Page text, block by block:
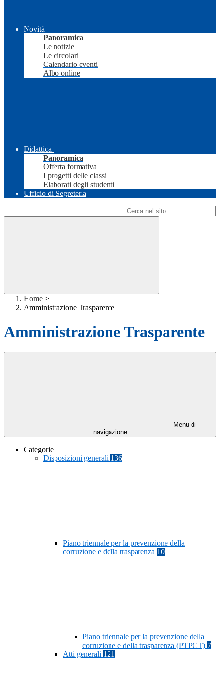
Novità
Panoramica
Le notizie
Le circolari
Calendario eventi
Albo online
Didattica
Panoramica
Offerta formativa
I progetti delle classi
Elaborati degli studenti
Ufficio di Segreteria
Home >
Amministrazione Trasparente
Amministrazione Trasparente
Menu di
navigazione
Categorie
Disposizioni generali 136
Piano triennale per la prevenzione della
corruzione e della trasparenza 10
Piano triennale per la prevenzione della
corruzione e della trasparenza (PTPCT) 7
Atti generali 121